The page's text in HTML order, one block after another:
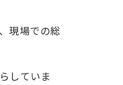
現場での総
していま